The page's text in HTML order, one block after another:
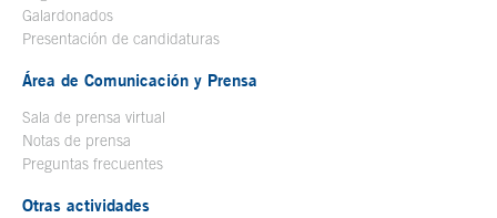
Galardonados
Presentación de candidaturas
Área de Comunicación y Prensa
Sala de prensa virtual
Notas de prensa
Preguntas frecuentes
Otras actividades